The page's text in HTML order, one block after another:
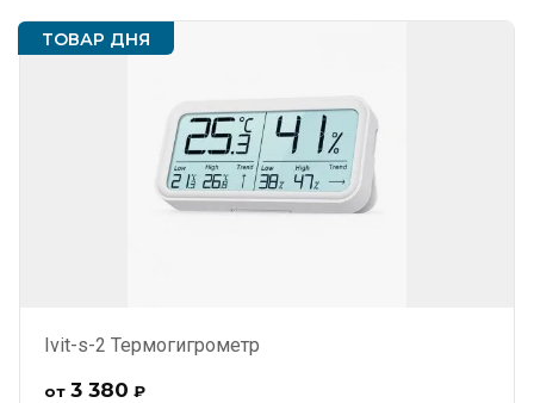
ТОВАР ДНЯ
Ivit-s-2 Термогигрометр
от 3 380 ₽